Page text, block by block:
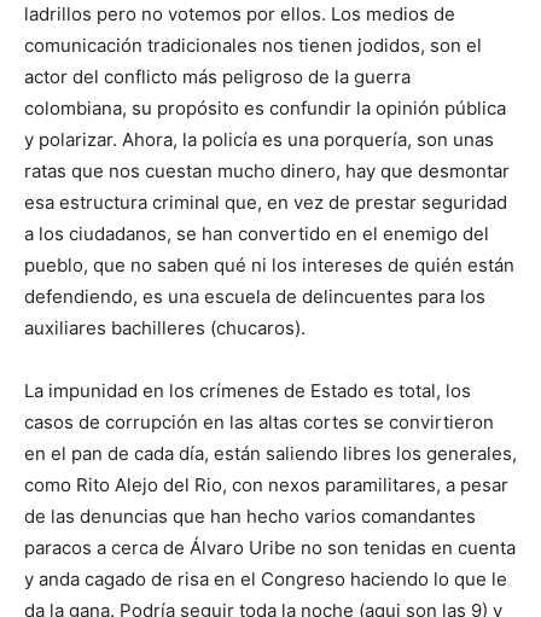
ladrillos pero no votemos por ellos. Los medios de
comunicación tradicionales nos tienen jodidos, son el
actor del conflicto más peligroso de la guerra
colombiana, su propósito es confundir la opinión pública
y polarizar. Ahora, la policía es una porquería, son unas
ratas que nos cuestan mucho dinero, hay que desmontar
esa estructura criminal que, en vez de prestar seguridad
a los ciudadanos, se han convertido en el enemigo del
pueblo, que no saben qué ni los intereses de quién están
defendiendo, es una escuela de delincuentes para los
auxiliares bachilleres (chucaros).
La impunidad en los crímenes de Estado es total, los
casos de corrupción en las altas cortes se convirtieron
en el pan de cada día, están saliendo libres los generales,
como Rito Alejo del Rio, con nexos paramilitares, a pesar
de las denuncias que han hecho varios comandantes
paracos a cerca de Álvaro Uribe no son tenidas en cuenta
y anda cagado de risa en el Congreso haciendo lo que le
da la gana. Podría seguir toda la noche (aqui son las 9) y